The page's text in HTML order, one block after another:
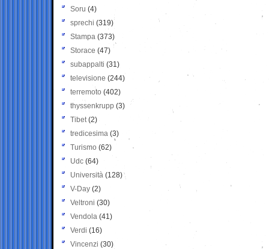
Soru (4)
sprechi (319)
Stampa (373)
Storace (47)
subappalti (31)
televisione(244)
terremoto (402)
thyssenkrupp (3)
Tibet(2)
tredicesima (3)
Turismo (62)
Udc (64)
Università (128)
V-Day (2)
Veltroni (30)
Vendola (41)
Verdi (16)
Vincenzi (30)